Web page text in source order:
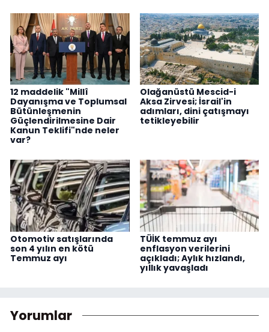
12 maddelik "Millî
Dayanışma ve Toplumsal
Bütünleşmenin
Güçlendirilmesine Dair
Kanun Teklifi"nde neler
var?
Olağanüstü Mescid-i
Aksa Zirvesi; İsrail'in
adımları, dini çatışmayı
tetikleyebilir
Otomotiv satışlarında
son 4 yılın en kötü
Temmuz ayı
TÜİK temmuz ayı
enflasyon verilerini
açıkladı; Aylık hızlandı,
yıllık yavaşladı
Yorumlar